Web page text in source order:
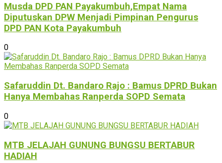
Musda DPD PAN Payakumbuh,Empat Nama
Diputuskan DPW Menjadi Pimpinan Pengurus
DPD PAN Kota Payakumbuh
0
Safaruddin Dt. Bandaro Rajo : Bamus DPRD Bukan
Hanya Membahas Ranperda SOPD Semata
0
MTB JELAJAH GUNUNG BUNGSU BERTABUR
HADIAH